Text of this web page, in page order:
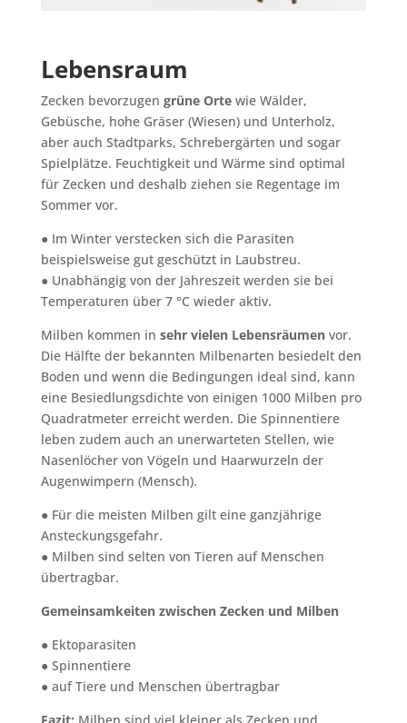
Lebensraum
Zecken bevorzugen grüne Ortewie Wälder,
Gebüsche, hohe Gräser (Wiesen) und Unterholz,
aber auch Stadtparks, Schrebergärten und sogar
Spielplätze. Feuchtigkeit und Wärme sind optimal
für Zecken und deshalb ziehen sie Regentage im
Sommer vor.
● Im Winter verstecken sich die Parasiten
beispielsweise gut geschützt in Laubstreu.
● Unabhängig von der Jahreszeit werden sie bei
Temperaturen über 7 °C wieder aktiv.
Milben kommen in sehr vielen Lebensräumenvor.
Die Hälfte der bekannten Milbenarten besiedelt den
Boden und wenn die Bedingungen ideal sind, kann
eine Besiedlungsdichte von einigen 1000 Milben pro
Quadratmeter erreicht werden. Die Spinnentiere
leben zudem auch an unerwarteten Stellen, wie
Nasenlöcher von Vögeln und Haarwurzeln der
Augenwimpern (Mensch).
● Für die meisten Milben gilt eine ganzjährige
Ansteckungsgefahr.
● Milben sind selten von Tieren auf Menschen
übertragbar.
Gemeinsamkeiten zwischen Zecken und Milben
● Ektoparasiten
● Spinnentiere
● auf Tiere und Menschen übertragbar